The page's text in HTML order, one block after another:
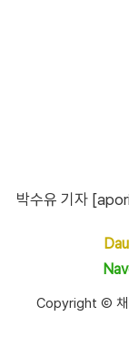
박수유 기자
Copyright Ⓒ 채